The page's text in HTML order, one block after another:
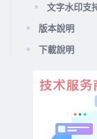
文字水印支
版本說明
下載說明